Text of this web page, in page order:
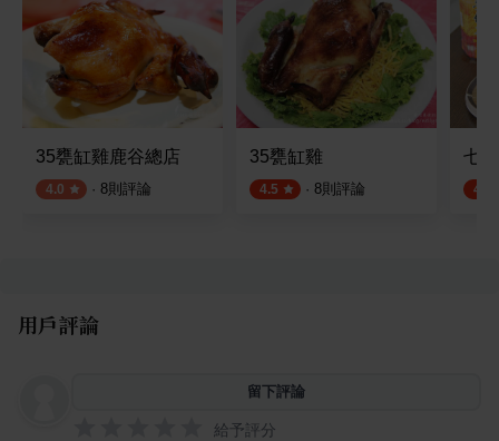
35甕缸雞鹿谷總店
4.0 · 8則評論
35甕缸雞
4.5 · 8則評論
七
4.8
用戶評論
留下評論
給予評分